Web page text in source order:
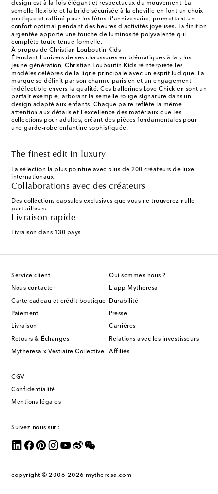
design est à la fois élégant et respectueux du mouvement. La
semelle flexible et la bride sécurisée à la cheville en font un choix
pratique et raffiné pour les fêtes d'anniversaire, permettant un
confort optimal pendant des heures d'activités joyeuses. La finition
argentée apporte une touche de luminosité polyvalente qui
complète toute tenue formelle.
À propos de Christian Louboutin Kids
Étendant l'univers de ses chaussures emblématiques à la plus
jeune génération, Christian Louboutin Kids réinterprète les
modèles célèbres de la ligne principale avec un esprit ludique. La
marque se définit par son charme parisien et un engagement
indéfectible envers la qualité. Ces ballerines Love Chick en sont un
parfait exemple, arborant la semelle rouge signature dans un
design adapté aux enfants. Chaque paire reflète la même
attention aux détails et l'excellence des matériaux que les
collections pour adultes, créant des pièces fondamentales pour
une garde-robe enfantine sophistiquée.
The finest edit in luxury
La sélection la plus pointue avec plus de 200 créateurs de luxe
internationaux
Collaborations avec des créateurs
Des collections capsules exclusives que vous ne trouverez nulle
part ailleurs
Livraison rapide
Livraison dans 130 pays
Service client
Nous contacter
Carte cadeau et crédit boutique
Paiement
Livraison
Retours & Échanges
Mytheresa x Vestiaire Collective
Qui sommes-nous ?
L'app Mytheresa
Durabilité
Presse
Carrières
Relations avec les investisseurs
Affiliés
CGV
Confidentialité
Mentions légales
Suivez-nous sur :
copyright © 2006-2026 mytheresa.com